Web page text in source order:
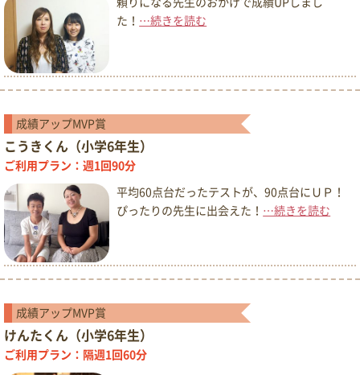
頼りになる先生のおかげで成績UPしまし
た！ …続きを読む
成績アップMVP賞
こうきくん（小学6年生）
ご利用プラン：週1回90分
平均60点台だったテストが、90点台にＵＰ！
ぴったりの先生に出会えた！ …続きを読む
成績アップMVP賞
けんたくん（小学6年生）
ご利用プラン：隔週1回60分